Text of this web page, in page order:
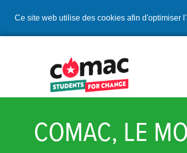
Ce site web utilise des cookies afin d'optimiser
COMAC, LE